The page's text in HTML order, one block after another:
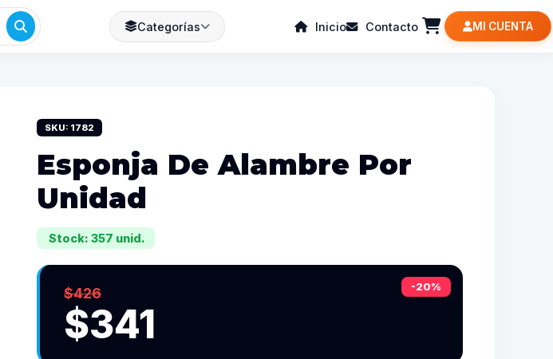
Categorías Inicio Contacto MI CUENTA
SKU: 1782
Esponja De Alambre Por
Unidad
Stock: 357 unid.
-20%
$426
$341